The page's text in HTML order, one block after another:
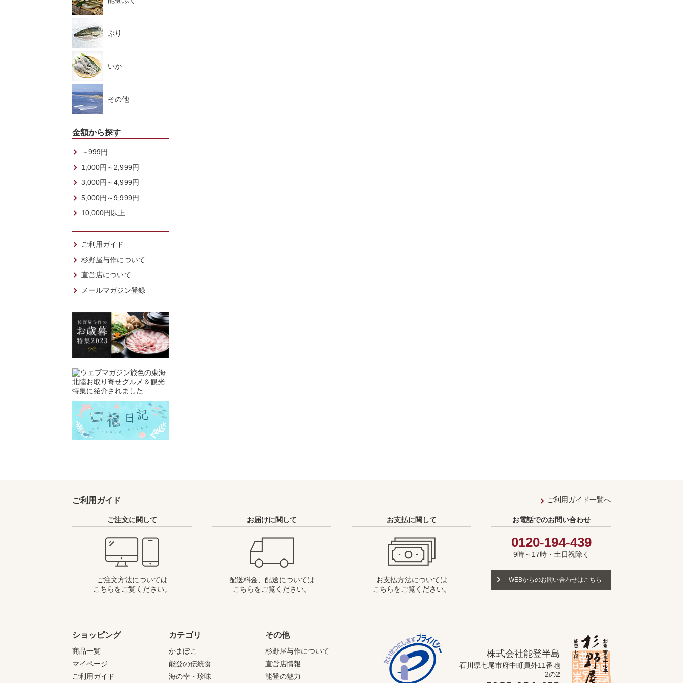
ぶり
いか
その他
金額から探す
～999円
1,000円～2,999円
3,000円～4,999円
5,000円～9,999円
10,000円以上
ご利用ガイド
杉野屋与作について
直営店について
メールマガジン登録
ご利用ガイド ご利用ガイド一覧へ
ご注文に関して
ご注文方法については
こちらをご覧ください。
お届けに関して
配送料金、配送については
こちらをご覧ください。
お支払に関して
お支払方法については
こちらをご覧ください。
お電話でのお問い合わせ
0120-194-439
9時～17時・土日祝除く
WEBからのお問い合わせはこちら
ショッピング
商品一覧
マイページ
ご利用ガイド
カテゴリ
かまぼこ
能登の伝統食
海の幸・珍味
その他
杉野屋与作について
直営店情報
能登の魅力
株式会社能登半島
石川県七尾市府中町員外11番地
2の2